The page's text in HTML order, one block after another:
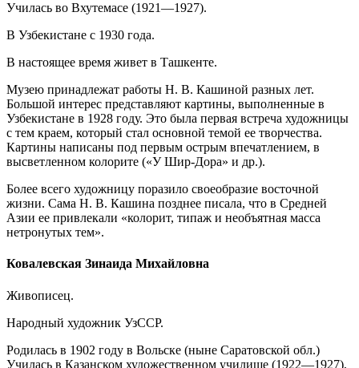
Училась во Вхутемасе (1921—1927).
В Узбекистане с 1930 года.
В настоящее время живет в Ташкенте.
Музею принадлежат работы Н. В. Кашиной разных лет.
Большой интерес представляют картины, выполненные в
Узбекистане в 1928 году. Это была первая встреча художницы
с тем краем, который стал основной темой ее творчества.
Картины написаны под первым острым впечатлением, в
высветленном колорите («У Шир-Дора» и др.).
Более всего художницу поразило своеобразие восточной
жизни. Сама Н. В. Кашина позднее писала, что в Средней
Азии ее привлекали «колорит, типаж и необъятная масса
нетронутых тем».
Ковалевская Зинаида Михайловна
Живописец.
Народный художник УзССР.
Родилась в 1902 году в Вольске (ныне Саратовской обл.)
Училась в Казанском художественном училище (1922—1927),